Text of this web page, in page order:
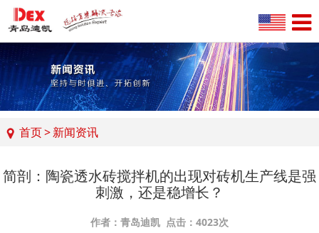
首页>新闻资讯
简剖：陶瓷透水砖搅拌机的出现对砖机生产线是强
刺激，还是稳增长？
作者：青岛迪凯 点击：4023次